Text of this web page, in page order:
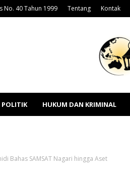
No. 40 Tahun 1999 Tentang Kontak
POLITIK HUKUM DAN KRIMINAL
Bahas SAMSAT Nagari hingga Aset